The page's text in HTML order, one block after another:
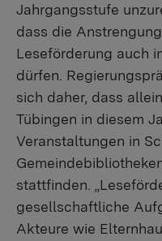
Jahrgangsstufe
dass die
Leseförderung auch
dürfen.
sich daher, dass
Tübingen in diesem
Veranstaltungen in
stattfinden.
gesellschaftliche
Akteure wie